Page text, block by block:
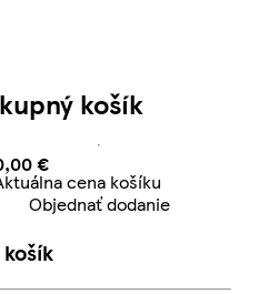
košík
€ Aktuálna cena košíku
€
cena košíku
Objednať dodanie
košík